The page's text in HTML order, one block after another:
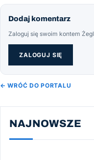
Dodaj komentarz
Zaloguj się swoim kontem
ZALOGUJ SIĘ
← WRÓĆ DO PORTALU
NAJNOWSZE